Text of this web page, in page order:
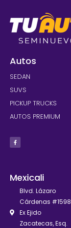
Autos
SEDAN
SUVS
PICKUP TRUCKS
AUTOS PREMIUM
Mexicali
Blvd. Lázaro
Cárdenas #1598
Ex Ejido
Zacatecas, Esq.